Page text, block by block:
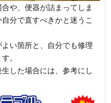
や、便器が詰まってしま
分で直すべきかと迷うこ
い箇所と、自分でも修理
。
した場合には、参考にし